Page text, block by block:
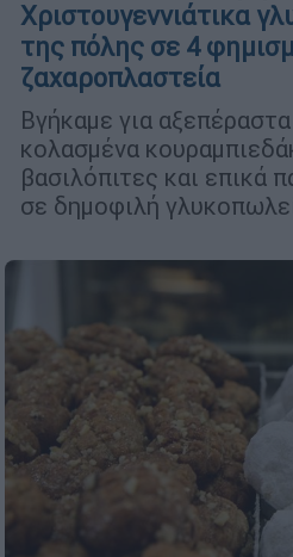
Χριστουγεννιάτικα
της πόλης σε 4
ζαχαροπλαστεία
Βγήκαμε για
κολασμένα
βασιλόπιτες και επικά
σε δημοφιλή